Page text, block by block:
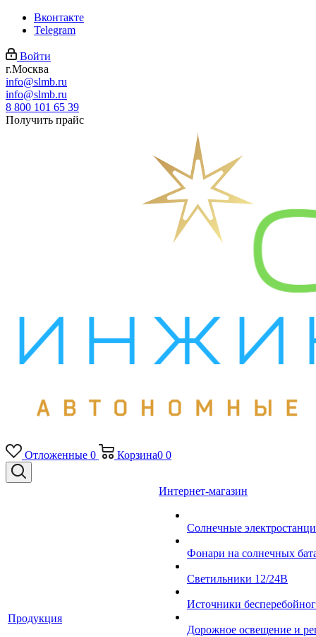
Вконтакте
Telegram
Войти
г.Москва
info@slmb.ru
info@slmb.ru
8 800 101 65 39
Получить прайс
Отложенные 0 Корзина0 0
Продукция
Интернет-магазин
Солнечные
Фонари на солнечных
Светильники 12/24В
Источники
Дорожное освещение и